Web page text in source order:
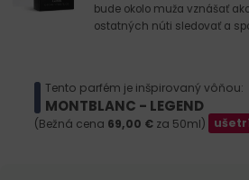
bude okolo muža vznášať
ostatných núti sledovať a
Tento parfém je inšpirovaný vôňou:
MONTBLANC - LEGEND
(Bežná cena 69,00 € za 50ml)